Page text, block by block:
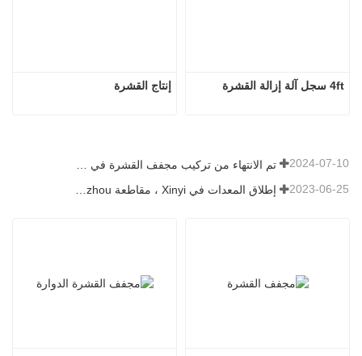
إنتاج القشرة 4ft سجل آلة إزالة القشرة
2024-07-10
2023-06-25